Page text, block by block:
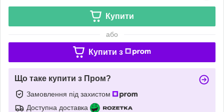
Купити
або
Купити з
Що таке купити з Пром?
Замовлення під захистом
Доступна доставка